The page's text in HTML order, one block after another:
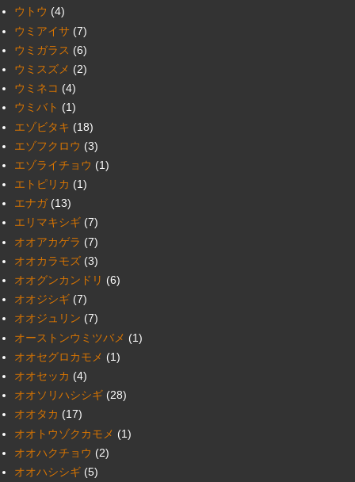
ウトウ (4)
ウミアイサ (7)
ウミガラス (6)
ウミスズメ (2)
ウミネコ (4)
ウミバト (1)
エゾビタキ (18)
エゾフクロウ (3)
エゾライチョウ (1)
エトピリカ (1)
エナガ (13)
エリマキシギ (7)
オオアカゲラ (7)
オオカラモズ (3)
オオグンカンドリ (6)
オオジシギ (7)
オオジュリン (7)
オーストンウミツバメ (1)
オオセグロカモメ (1)
オオセッカ (4)
オオソリハシシギ (28)
オオタカ (17)
オオトウゾクカモメ (1)
オオハクチョウ (2)
オオハシシギ (5)